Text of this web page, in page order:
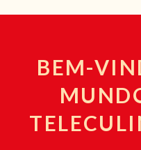
BEM-